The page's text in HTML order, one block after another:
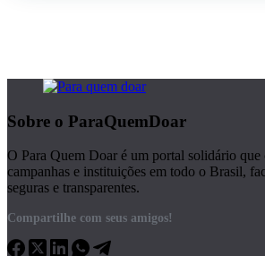
Sobre o ParaQuemDoar
O Para Quem Doar é um portal solidário que
campanhas e instituições em todo o Brasil,
seguras e transparentes.
Compartilhe com seus amigos!